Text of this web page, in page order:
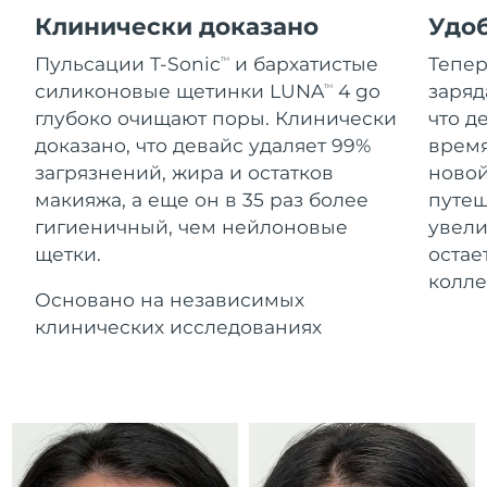
Клинически доказано
Пульсации T-SonicTM
и бархатистые
силиконовые щетинки LUNATM
4 go
глубоко очищают поры. Клинически
доказано, что девайс удаляет 99%
загрязнений, жира и остатков
макияжа, а еще он в 35 раз более
гигиеничный, чем нейлоновые
щетки.
Основано на независимых
клинических исследованиях
что
18% PAP
Косметика Для мужчин
Купить
FOREO APP
ПОДРОБНЕЕ
Гибралтар
Ожидаемая дата доставки
8/14/26
Греция
Ожидаемая дата доставки
8/10/26
Гонконг (САР)
Ожидаемая дата доставки
Венгрия
Ожидаемая дата доставки
8/10/26
Ожидаемая дата доставки
8/11/26
8/10/26
о-в Мэн
Ожидаемая дата доставки